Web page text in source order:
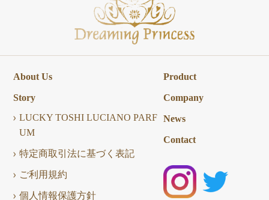
About Us
Story
LUCKY TOSHI LUCIANO PARF
UM
特定商取引法に基づく表記
ご利用規約
個人情報保護方針
Product
Company
News
Contact